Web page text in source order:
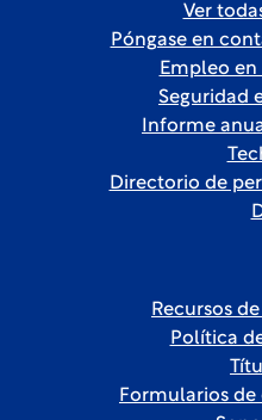
Ver
Póngase en
Empleo en
Seguridad
Informe
Directorio de
Recursos
Política
Formularios